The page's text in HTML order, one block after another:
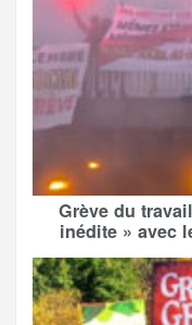
Grève du
inédite » avec